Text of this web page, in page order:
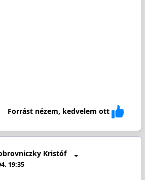
Forrást nézem, kedvelem ott
Kristóf
19:35